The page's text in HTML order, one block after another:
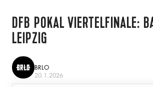
DFB POKAL VIERTELFINALE:
LEIPZIG
BRLO
20.1.2026